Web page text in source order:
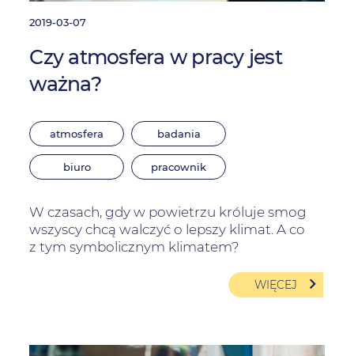
2019-03-07
Czy atmosfera w pracy jest
ważna?
atmosfera badania
biuro pracownik
W czasach, gdy w powietrzu króluje smog
wszyscy chcą walczyć o lepszy klimat. A co
z tym symbolicznym klimatem?
WIĘCEJ